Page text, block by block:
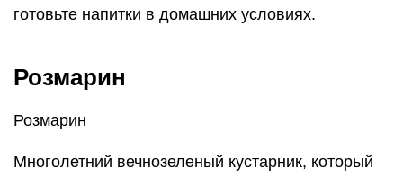
готовьте напитки в домашних условиях.
Розмарин
Розмарин
Многолетний вечнозеленый кустарник, который